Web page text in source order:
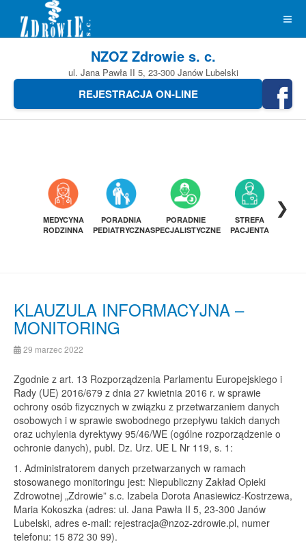
NZOZ Zdrowie s. c.
ul. Jana Pawła II 5, 23-300 Janów Lubelski
REJESTRACJA ON-LINE
MEDYCYNA
RODZINNA
PORADNIA
PEDIATRYCZNA
PORADNIE
SPECJALISTYCZNE
STREFA
PACJENTA
❯
KLAUZULA INFORMACYJNA –
MONITORING
29 marzec 2022
Zgodnie z art. 13 Rozporządzenia Parlamentu Europejskiego i
Rady (UE) 2016/679 z dnia 27 kwietnia 2016 r. w sprawie
ochrony osób fizycznych w związku z przetwarzaniem danych
osobowych i w sprawie swobodnego przepływu takich danych
oraz uchylenia dyrektywy 95/46/WE (ogólne rozporządzenie o
ochronie danych), publ. Dz. Urz. UE L Nr 119, s. 1:
1. Administratorem danych przetwarzanych w ramach
stosowanego monitoringu jest: Niepubliczny Zakład Opieki
Zdrowotnej „Zdrowie” s.c. Izabela Dorota Anasiewicz-Kostrzewa,
Maria Kokoszka (adres: ul. Jana Pawła II 5, 23-300 Janów
Lubelski, adres e-mail: rejestracja@nzoz-zdrowie.pl, numer
telefonu: 15 872 30 99).